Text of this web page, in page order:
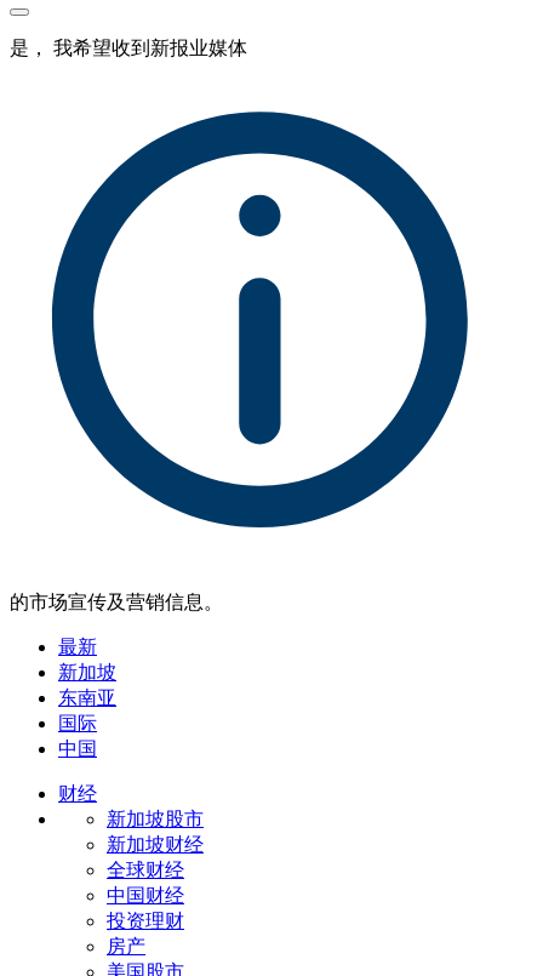
是， 我希望收到新报业媒体
的市场宣传及营销信息。
最新
新加坡
东南亚
国际
中国
财经
新加坡股市
新加坡财经
全球财经
中国财经
投资理财
房产